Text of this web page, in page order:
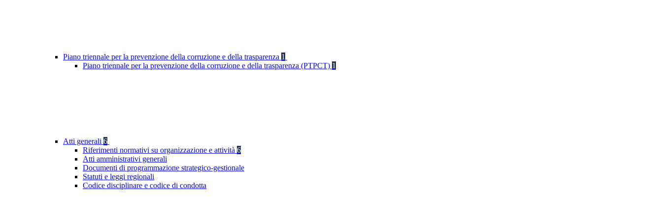
Piano triennale per la prevenzione della corruzione e della trasparenza 1
Piano triennale per la prevenzione della corruzione e della trasparenza (PTPCT) 1
Atti generali 6
Riferimenti normativi su organizzazione e attività 6
Atti amministrativi generali
Documenti di programmazione strategico-gestionale
Statuti e leggi regionali
Codice disciplinare e codice di condotta